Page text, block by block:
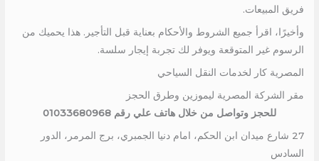
فريق المبيعات.
وأخيرًا، اقرأ جميع الشروط والأحكام بعناية قبل التأجير. هذا يحميك من
الرسوم غير المتوقعة ويوفر لك تجربة إيجار سلسة.
المصرية كار لخدمات النقل السياحي
مقر الشركة المصرية ليموزين وطرق الحجز
للحجز وتواصل من خلال هاتف علي رقم 01033680968
27 شارع ميدان ابن الحكم، امام دنيا الجمبري، برج المرمر، الدور
السادس